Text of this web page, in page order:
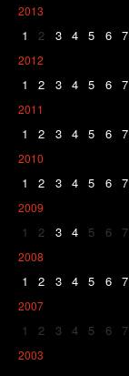
2013
1 2 3 4 5 6 7
2012
1 2 3 4 5 6 7
2011
1 2 3 4 5 6 7
2010
1 2 3 4 5 6 7
2009
1 2 3 4 5 6 7
2008
1 2 3 4 5 6 7
2007
1 2 3 4 5 6 7
2003